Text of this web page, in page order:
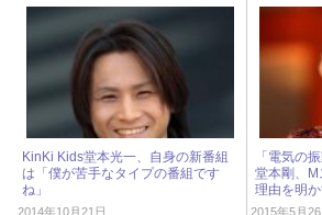
KinKi Kids堂本光一、自身の新番組
は「僕が苦手なタイプの番組です
ね」
2014年10月21日
「電気の
堂本剛、M
理由を明
2015年5月26